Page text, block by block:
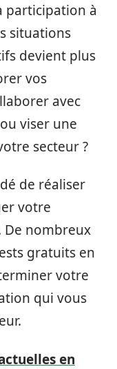
participation à
situations
devient plus
vos
avec
viser une
secteur ?
de réaliser
votre
De nombreux
gratuits en
votre
qui vous
en